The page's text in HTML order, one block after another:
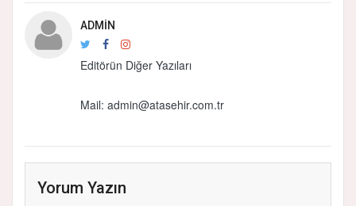
ADMIN
Editörün Diğer Yazıları
Mail: admin@atasehir.com.tr
Yorum Yazın